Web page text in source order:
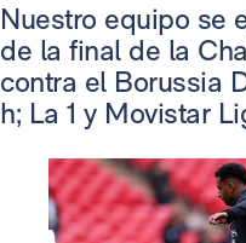
Nuestro equipo se
de la final de la
contra el Borussia
h; La 1 y Movistar